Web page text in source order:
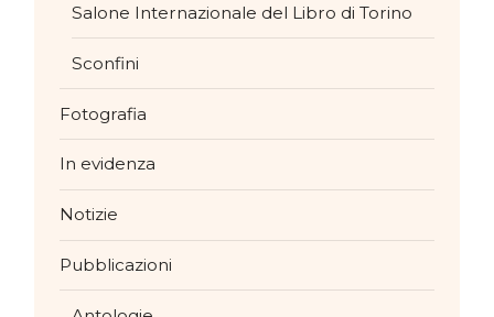
Salone Internazionale del Libro di Torino
Sconfini
Fotografia
In evidenza
Notizie
Pubblicazioni